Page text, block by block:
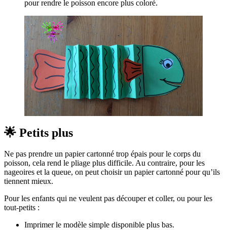
pour rendre le poisson encore plus coloré.
🌟 Petits plus
Ne pas prendre un papier cartonné trop épais pour le corps du
poisson, cela rend le pliage plus difficile. Au contraire, pour les
nageoires et la queue, on peut choisir un papier cartonné pour qu’ils
tiennent mieux.
Pour les enfants qui ne veulent pas découper et coller, ou pour les
tout-petits :
Imprimer le modèle simple disponible plus bas.